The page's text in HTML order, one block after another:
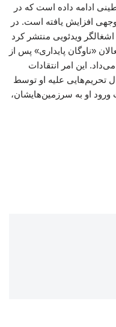
ادامه داده است که در
افزایش یافته است. در
ویدئویی منتشر کرد
«ناوگان پایداری» پس از
این امر انتقادات
تحریم‌هایی علیه او توسط
ورود او به سرزمین‌هایشان،